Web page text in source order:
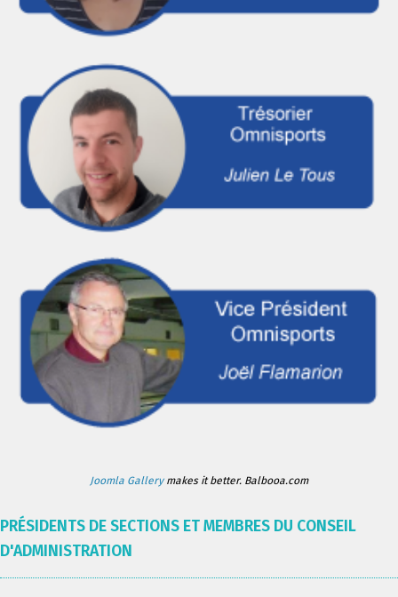
Joomla Gallerymakes it better. Balbooa.com
PRÉSIDENTS DE SECTIONS ET MEMBRES DU CONSEIL
D'ADMINISTRATION